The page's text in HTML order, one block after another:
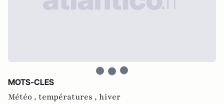
MOTS-CLES
Météo , températures , hiver